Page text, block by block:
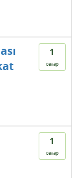
1
cevap
1
cevap